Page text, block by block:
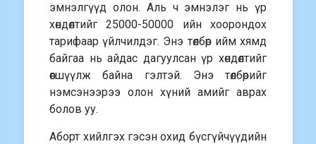
эмнэлгүүд олон. Аль ч эмнэлэг нь үр
хөндөлтийг 25000-50000 ийн хоорондох
тарифаар үйлчилдэг. Энэ төлбөр ийм хямд
байгаа нь айдас дагуулсан үр хөндөлтийг
өөгшүүлж байна гэлтэй. Энэ төлбөрийг
нэмсэнээрээ олон хүний амийг аврах
болов уу.
Аборт хийлгэх гэсэн охид бүсгүйчүүдийн